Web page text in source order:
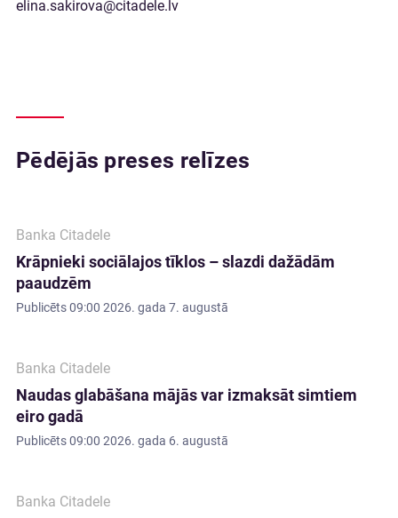
elina.sakirova@citadele.lv
Pēdējās preses relīzes
Banka Citadele
Krāpnieki sociālajos tīklos – slazdi dažādām
paaudzēm
Publicēts09:00 2026. gada 7. augustā
Banka Citadele
Naudas glabāšana mājās var izmaksāt simtiem
eiro gadā
Publicēts09:00 2026. gada 6. augustā
Banka Citadele